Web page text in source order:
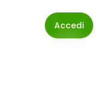
Accedi